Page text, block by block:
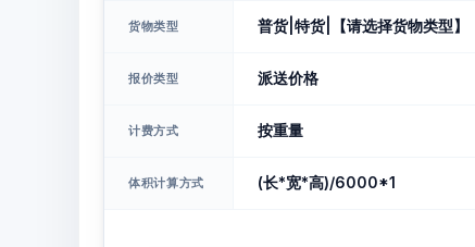
货物类型 普货|特货|【请选择货物类型】
报价类型 派送价格
计费方式 按重量
体积计算方式 (长*宽*高)/6000*1